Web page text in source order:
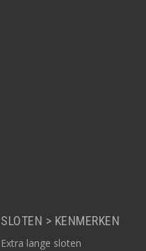
SLOTEN > KENMERKEN
Extra lange sloten